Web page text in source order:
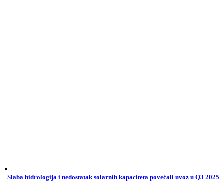
Slaba hidrologija i nedostatak solarnih kapaciteta povećali uvoz u Q3 2025